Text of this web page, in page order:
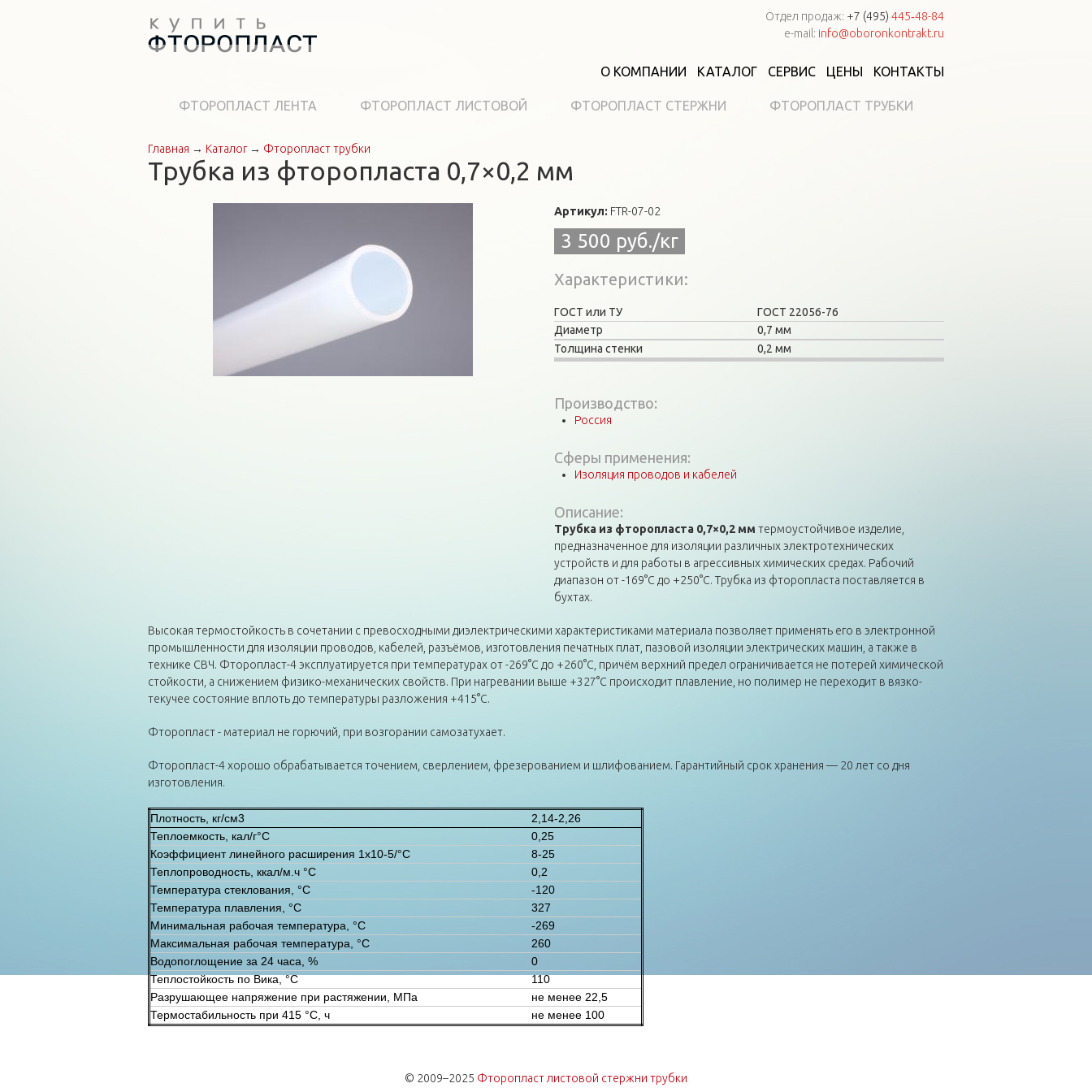
Отдел продаж: +7 (495) 445‑48-84
e-mail: info@oboronkontrakt.ru
О КОМПАНИИ КАТАЛОГ СЕРВИС ЦЕНЫ КОНТАКТЫ
ФТОРОПЛАСТ ЛЕНТА ФТОРОПЛАСТ ЛИСТОВОЙ ФТОРОПЛАСТ СТЕРЖНИ ФТОРОПЛАСТ ТРУБКИ
Вы здесь
Главная → Каталог→ Фторопласт трубки
Трубка из фторопласта 0,7×0,2 мм
Артикул: FTR-07-02
3 500 руб./кг
Характеристики
ГОСТ или ТУ
ГОСТ 22056-76
Диаметр
0,7 мм
Толщина стенки
0,2 мм
Производство:
Россия
Сферы применения:
Изоляция проводов и кабелей
Описание:
Трубка из фторопласта 0,7×0,2 мм термоустойчивое изделие,
предназначенное для изоляции различных электротехнических
устройств и для работы в агрессивных химических средах. Рабочий
диапазон от -169°С до +250°С. Трубка из фторопласта поставляется в
бухтах.
Высокая термостойкость в сочетании с превосходными диэлектрическими характеристиками материала позволяет применять его в электронной
промышленности для изоляции проводов, кабелей, разъёмов, изготовления печатных плат, пазовой изоляции электрических машин, а также в
технике СВЧ. Фторопласт-4 эксплуатируется при температурах от -269°С до +260°С, причём верхний предел ограничивается не потерей химической
стойкости, а снижением физико-механических свойств. При нагревании выше +327°С происходит плавление, но полимер не переходит в вязко-
текучее состояние вплоть до температуры разложения +415°С.
Фторопласт - материал не горючий, при возгорании самозатухает.
Фторопласт-4 хорошо обрабатывается точением, сверлением, фрезерованием и шлифованием. Гарантийный срок хранения — 20 лет со дня
изготовления.
Плотность, кг/см3
2,14-2,26
Теплоемкость, кал/г°С
0,25
Коэффициент линейного расширения 1х10-5/°С
8-25
Теплопроводность, ккал/м.ч °С
0,2
Температура стеклования, °С
-120
Температура плавления, °С
327
Минимальная рабочая температура, °С
-269
Максимальная рабочая температура, °С
260
Водопоглощение за 24 часа, %
0
Теплостойкость по Вика, °С
110
Разрушающее напряжение при растяжении, МПа
не менее 22,5
Термостабильность при 415 °С, ч
не менее 100
© 2009–2025 Фторопласт листовой стержни трубки